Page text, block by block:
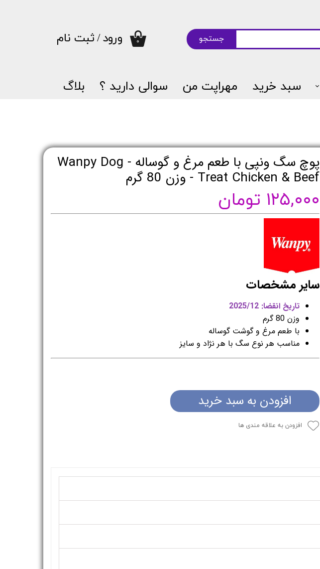
سبد خرید مهراپت من سوالی دارید ؟ بلاگ
۰ جستجو ورود/ثبت نام
پوچ سگ ونپی با طعم مرغ و گوساله - Wanpy Dog
Treat Chicken & Beef - وزن 80 گرم
۱۲۵,۰۰۰ تومان
سایر مشخصات
تاریخ انقضا: 2025/12
وزن 80 گرم
با طعم مرغ و گوشت گوساله
مناسب هر نوع سگ با هر نژاد و سایز
افزودن به سبد خرید
افزودن به علاقه مندی ها